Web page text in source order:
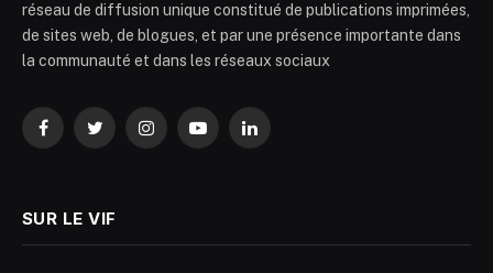
réseau de diffusion unique constitué de publications imprimées,
de sites web, de blogues, et par une présence importante dans
la communauté et dans les réseaux sociaux
FacebookTwitterInstagramYouTubeLinkedIn
SUR LE VIF